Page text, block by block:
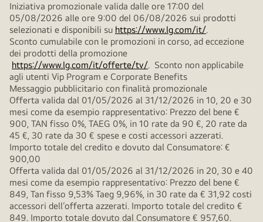
Iniziativa promozionale valida dalle ore 17:00 del
05/08/2026 alle ore 9:00 del 06/08/2026 sui prodotti
selezionati e disponibili su https://www.lg.com/it/.
Sconto cumulabile con le promozioni in corso, ad eccezione
dei prodotti della promozione
https://www.lg.com/it/offerte/tv/. Sconto non applicabile
agli utenti Vip Program e Corporate Benefits
Messaggio pubblicitario con finalità promozionale
Offerta valida dal 01/05/2026 al 31/12/2026 in 10, 20 e 30
mesi come da esempio rappresentativo: Prezzo del bene €
900, TAN fisso 0%, TAEG 0%, in 10 rate da 90 €, 20 rate da
45 €, 30 rate da 30 € spese e costi accessori azzerati.
Importo totale del credito e dovuto dal Consumatore: €
900,00
Offerta valida dal 01/05/2026 al 31/12/2026 in 20, 30 e 40
mesi come da esempio rappresentativo: Prezzo del bene €
849, Tan fisso 9,53% Taeg 9,96%, in 30 rate da € 31,92 costi
accessori dell’offerta azzerati. Importo totale del credito €
849. Importo totale dovuto dal Consumatore € 957,60.